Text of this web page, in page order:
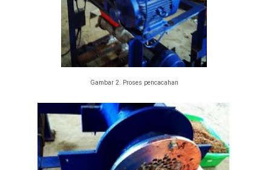
Gambar 2. Proses pencacahan